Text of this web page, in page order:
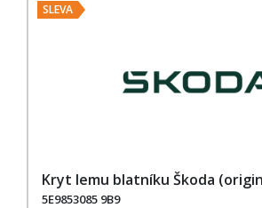
SLEVA
Kryt lemu blatníku Škoda
5E9853085 9B9